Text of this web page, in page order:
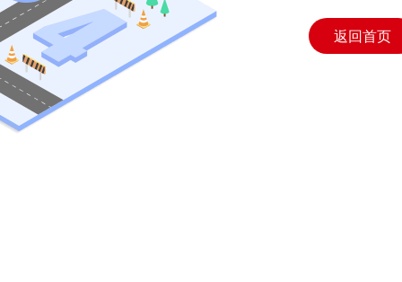
返回首页